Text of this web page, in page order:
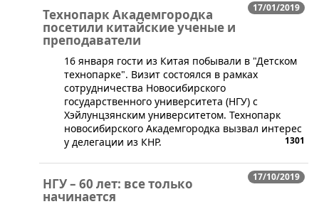
17/01/2019
Технопарк Академгородка
посетили китайские ученые и
преподаватели
​16 января гости из Китая побывали в "Детском
технопарке". Визит состоялся в рамках
сотрудничества Новосибирского
государственного университета (НГУ) с
Хэйлунцзянским университетом. Технопарк
новосибирского Академгородка вызвал интерес
у делегации из КНР.
1301
17/10/2019
НГУ – 60 лет: все только
начинается